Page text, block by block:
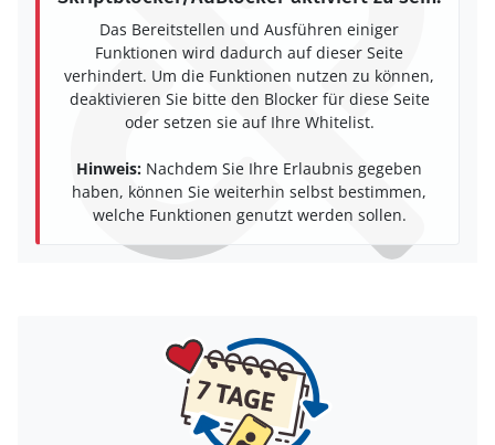
Das Bereitstellen und Ausführen einiger
Funktionen wird dadurch auf dieser Seite
verhindert. Um die Funktionen nutzen zu können,
deaktivieren Sie bitte den Blocker für diese Seite
oder setzen sie auf Ihre Whitelist.
Hinweis: Nachdem Sie Ihre Erlaubnis gegeben
haben, können Sie weiterhin selbst bestimmen,
welche Funktionen genutzt werden sollen.